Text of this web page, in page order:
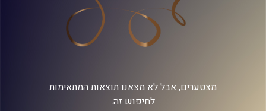
מצטערים, אבל לא מצאנו תוצאות המתאימות
לחיפוש זה.